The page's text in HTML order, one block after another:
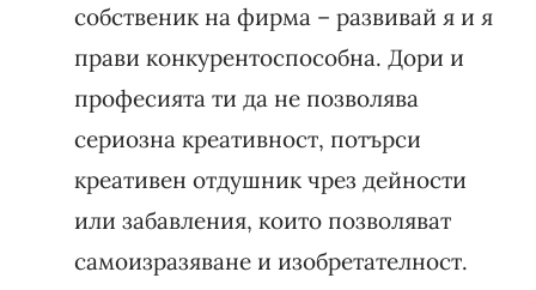
собственик на фирма – развивай я и я
прави конкурентоспособна. Дори и
професията ти да не позволява
сериозна креативност, потърси
креативен отдушник чрез дейности
или забавления, които позволяват
самоизразяване и изобретателност.